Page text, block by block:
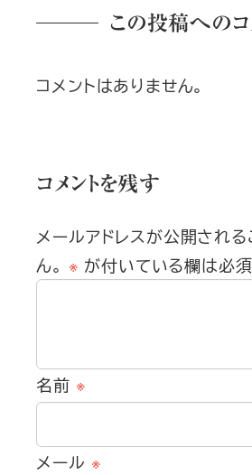
この投稿へのコ
コメントはありません。
コメントを残す
メールアドレスが公開され
ん。 ※ が付いている欄は必
名前 ※
メール ※